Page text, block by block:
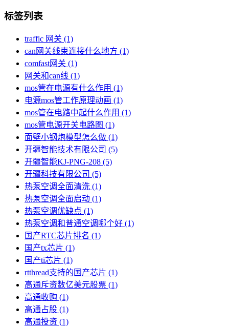
标签列表
traffic 网关 (1)
can网关线束连接什么地方 (1)
comfast网关 (1)
网关和can线 (1)
mos管在电源有什么作用 (1)
电源mos管工作原理动画 (1)
mos管在电路中起什么作用 (1)
mos管电源开关电路图 (1)
面壁小钢炮模型怎么做 (1)
开疆智能技术有限公司 (5)
开疆智能KJ-PNG-208 (5)
开疆科技有限公司 (5)
热泵空调全面清洗 (1)
热泵空调全面启动 (1)
热泵空调优缺点 (1)
热泵空调和普通空调哪个好 (1)
国产RTC芯片排名 (1)
国产tx芯片 (1)
国产ti芯片 (1)
rtthread支持的国产芯片 (1)
高通斥资数亿美元股票 (1)
高通收购 (1)
高通占股 (1)
高通投资 (1)